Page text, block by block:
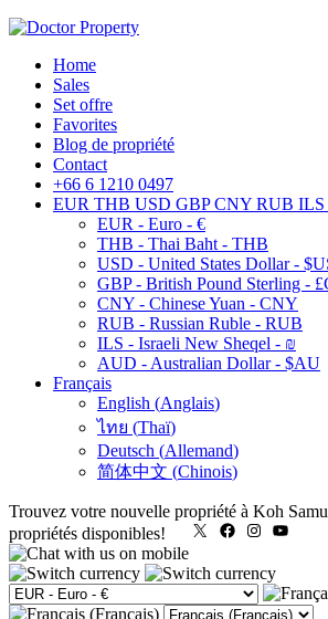
Home
Sales
Set offre
Favorites
Blog de propriété
Contact
+66 6 1210 0497
EUR THB USD GBP CNY RUB ILS
EUR - Euro - €
THB - Thai Baht - THB
USD - United States Dollar -
GBP - British Pound Sterling -
CNY - Chinese Yuan - CNY
RUB - Russian Ruble - RUB
ILS - Israeli New Sheqel - ₪
AUD - Australian Dollar - $AU
Français
English (Anglais)
ไทย (Thaï)
Deutsch (Allemand)
简体中文 (Chinois)
Trouvez votre nouvelle propriété à Koh
propriétés disponibles!
X FacebookInstagram